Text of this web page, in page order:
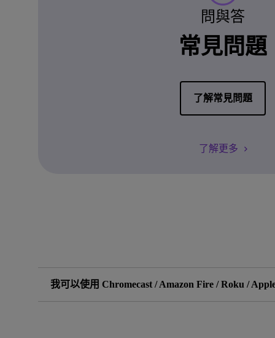
問與答
常見問題
了解常見問題
了解更多
我可以使用 Chromecast / Amazon Fire / Roku /